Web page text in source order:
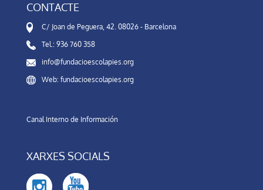
CONTACTE
C/ Joan de Peguera, 42. 08026 - Barcelona
Tel.: 936 760 358
info@fundacioescolapies.org
Web: fundacioescolapies.org
Canal Interno de Información
XARXES SOCIALS